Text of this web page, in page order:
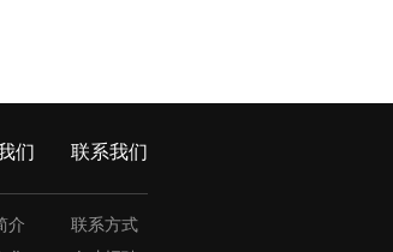
们
介
联系我们
联系方式